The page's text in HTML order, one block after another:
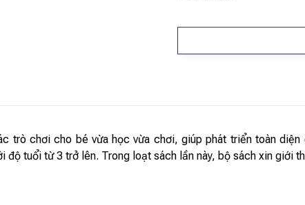
trò chơi cho bé vừa học vừa chơi, giúp phát triển toàn
độ tuổi từ 3 trở lên. Trong loạt sách lần này, bộ sách xin giới